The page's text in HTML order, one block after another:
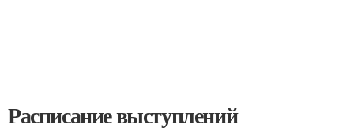
Расписание выступлений